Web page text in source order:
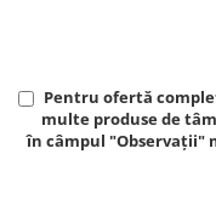
Pentru ofertă
multe produse de
în câmpul "Observații"